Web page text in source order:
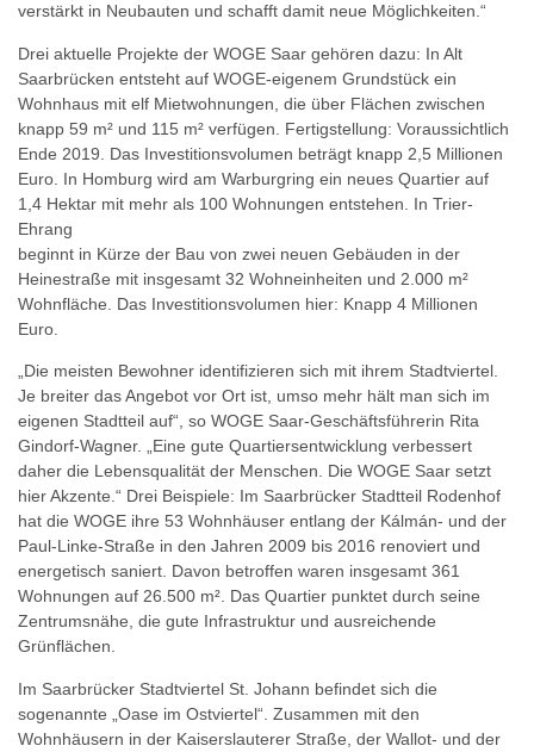
verstärkt in Neubauten und schafft damit neue Möglichkeiten.“
Drei aktuelle Projekte der WOGE Saar gehören dazu: In Alt
Saarbrücken entsteht auf WOGE-eigenem Grundstück ein
Wohnhaus mit elf Mietwohnungen, die über Flächen zwischen
knapp 59 m² und 115 m² verfügen. Fertigstellung: Voraussichtlich
Ende 2019. Das Investitionsvolumen beträgt knapp 2,5 Millionen
Euro. In Homburg wird am Warburgring ein neues Quartier auf
1,4 Hektar mit mehr als 100 Wohnungen entstehen. In Trier-
Ehrang
beginnt in Kürze der Bau von zwei neuen Gebäuden in der
Heinestraße mit insgesamt 32 Wohneinheiten und 2.000 m²
Wohnfläche. Das Investitionsvolumen hier: Knapp 4 Millionen
Euro.
„Die meisten Bewohner identifizieren sich mit ihrem Stadtviertel.
Je breiter das Angebot vor Ort ist, umso mehr hält man sich im
eigenen Stadtteil auf“, so WOGE Saar-Geschäftsführerin Rita
Gindorf-Wagner. „Eine gute Quartiersentwicklung verbessert
daher die Lebensqualität der Menschen. Die WOGE Saar setzt
hier Akzente.“ Drei Beispiele: Im Saarbrücker Stadtteil Rodenhof
hat die WOGE ihre 53 Wohnhäuser entlang der Kálmán- und der
Paul-Linke-Straße in den Jahren 2009 bis 2016 renoviert und
energetisch saniert. Davon betroffen waren insgesamt 361
Wohnungen auf 26.500 m². Das Quartier punktet durch seine
Zentrumsnähe, die gute Infrastruktur und ausreichende
Grünflächen.
Im Saarbrücker Stadtviertel St. Johann befindet sich die
sogenannte „Oase im Ostviertel“. Zusammen mit den
Wohnhäusern in der Kaiserslauterer Straße, der Wallot- und der